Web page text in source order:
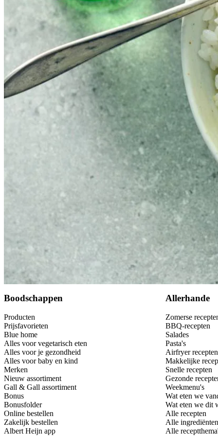
wortel julienne
mango
2eetrijpe avocado's
g koelverse edamame sojabonen
Boodschappen
Producten
Prijsfavorieten
Blue home
Alles voor vegetarisch eten
Alles voor je gezondheid
Alles voor baby en kind
Merken
Nieuw assortiment
Gall & Gall assortiment
Bonus
Bonusfolder
Online bestellen
Zakelijk bestellen
Albert Heijn app
Allerhande
Zomerse
BBQ-recepten
Salades
Pasta's
Airfryer recepten
Makkelijke
Snelle recepten
Gezonde
Weekmenu's
Wat eten we
Wat eten we dit
Alle recepten
Alle ingrediënten
Alle